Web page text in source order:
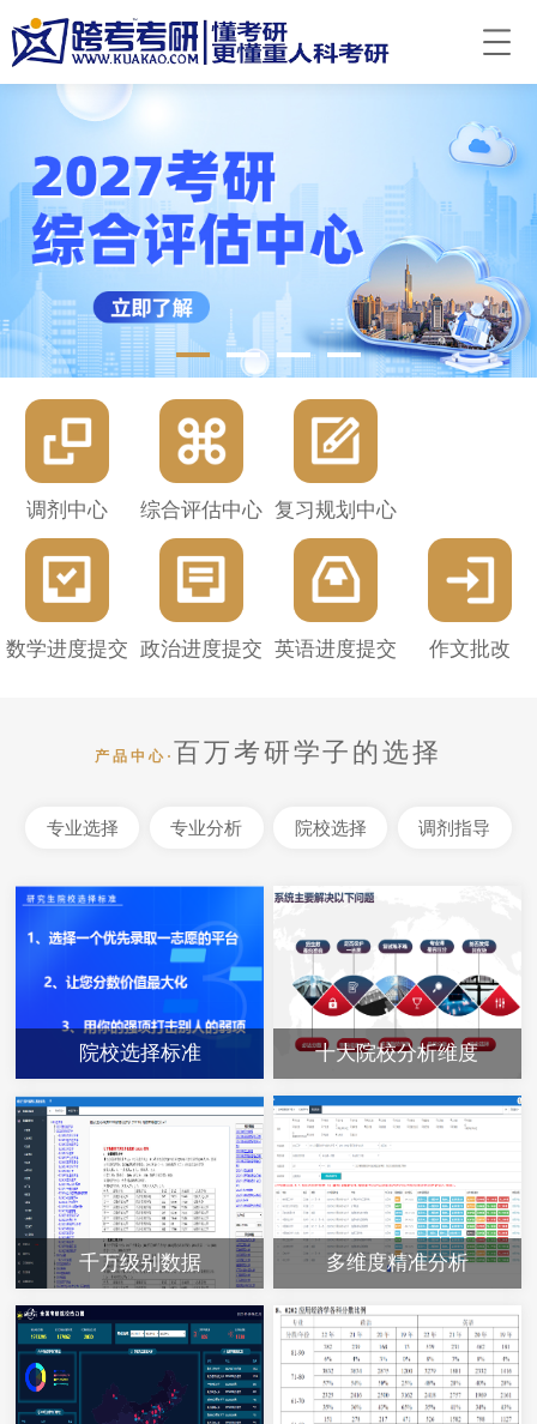
调剂中心 综合评估中心 复习规划中心
数学进度提交 政治进度提交 英语进度提交 作文批改
产品中心· 百万考研学子的选择
专业选择 专业分析 院校选择 调剂指导
院校选择标准 十大院校分析维度
千万级别数据 多维度精准分析